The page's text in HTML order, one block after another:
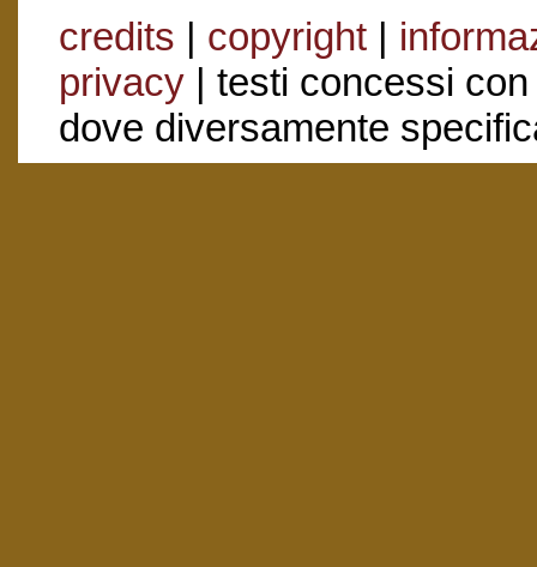
credits | copyright|
privacy| testi concessi
dove diversamente